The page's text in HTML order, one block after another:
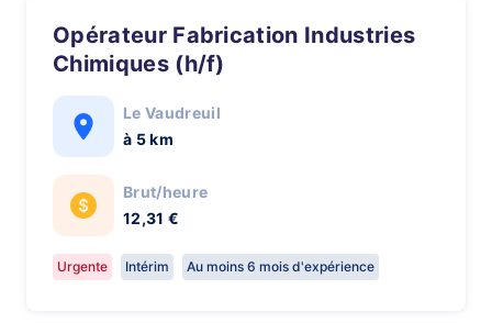
Opérateur Fabrication Industries
Chimiques (h/f)
Le Vaudreuil
à 5 km
Brut/heure
12,31 €
Urgente Intérim Au moins 6 mois d'expérience